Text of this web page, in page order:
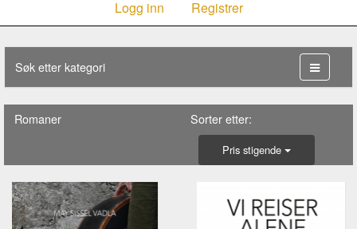
Logg inn Registrer
Søk etter kategori
Romaner Sorter etter:
Pris stigende